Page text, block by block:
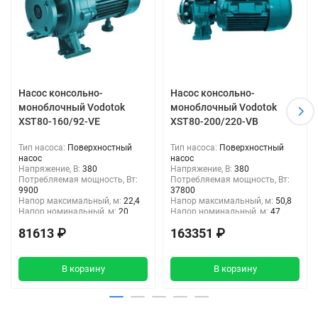
Насос консольно-
моноблочный Vodotok
XST80-160/92-VE
Тип насоса: Поверхностный
насос
Напряжение, В: 380
Потребляемая мощность, Вт:
9900
Напор максимальный, м: 22,4
Напор номинальный, м: 20
Выходное отверстие, дюйм:
81613 ₽
В корзину
Насос консольно-
моноблочный Vodotok
XST80-200/220-VB
Тип насоса: Поверхностный
насос
Напряжение, В: 380
Потребляемая мощность, Вт:
37800
Напор максимальный, м: 50,8
Напор номинальный, м: 47
Выходное отверстие, дюйм:
163351 ₽
В корзину